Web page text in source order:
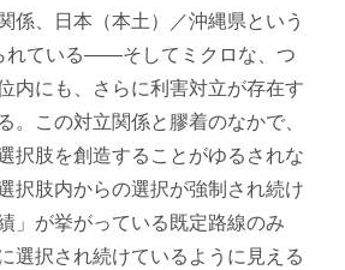
係、日本（本土）／沖縄県という
れている——そしてミクロな、つ
内にも、さらに利害対立が存在す
。この対立関係と膠着のなかで、
択肢を創造することがゆるされな
択肢内からの選択が強制され続け
」が挙がっている既定路線のみ
選択され続けているように見える